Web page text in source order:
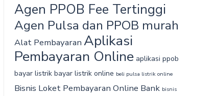
Agen PPOB Fee Tertinggi
Agen Pulsa dan PPOB murah‎
Alat Pembayaran Aplikasi
Pembayaran Online aplikasi ppob
bayar listrik bayar listrik online beli pulsa listrik online
Bisnis Loket Pembayaran Online Bank bisnis